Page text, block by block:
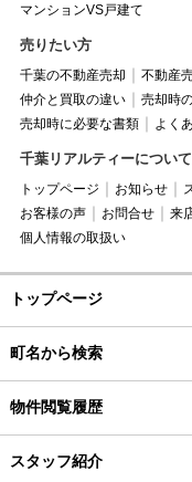
マンションVS戸建て
売りたい方
千葉の不動産売却 不動産
仲介と買取の違い
売却時
売却時に必要な書類
よく
千葉リアルティーについて
トップページ お知らせ
お客様の声
お問合せ 来
個人情報の取扱い
トップページ
町名から検索
物件閲覧履歴
スタッフ紹介